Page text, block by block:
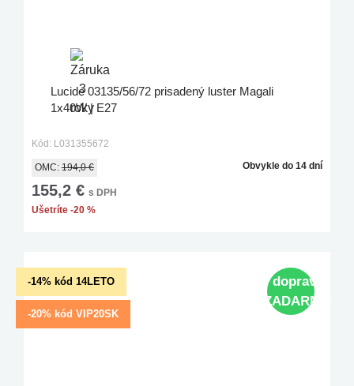
Lucide 03135/56/72 prisadený luster Magali
1x40W | E27
Kód: L031355672
OMC: 194,0 €
155,2 € s DPH
Ušetríte -20 %
Obvykle do 14 dní
-14% kód 14LETO
-20% kód VIP20SK
doprava
ZADARMO